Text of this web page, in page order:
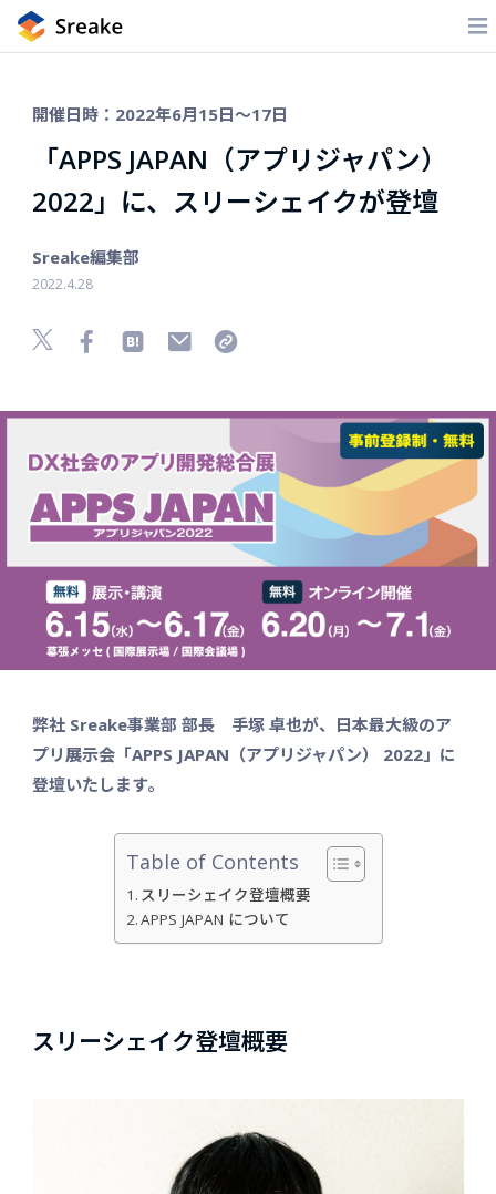
開催日時：2022年6月15日〜17日
「APPS JAPAN（アプリジャパン）
2022」に、スリーシェイクが登壇
Sreake編集部
2022.4.28
弊社 Sreake事業部 部長 手塚 卓也が、 日本最大級のア
プリ展示会「APPS JAPAN（アプリジャパン） 2022」に
登壇いたします。
Table of Contents
スリーシェイク登壇概要
APPS JAPAN について
スリーシェイク登壇概要